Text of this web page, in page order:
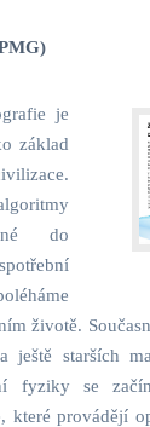
je
základ
do
životě.
starších
fyziky se
které provádějí